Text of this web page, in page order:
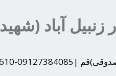
صدوقی)قم
02536645610